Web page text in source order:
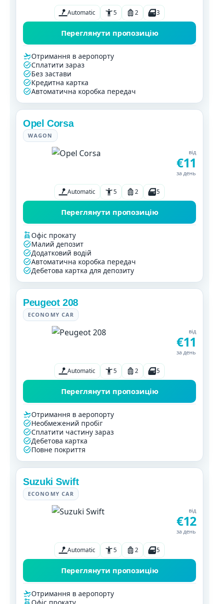
Automatic 5 2 3
Переглянути пропозицію
Отримання в аеропорту
Сплатити зараз
Без застави
Кредитна картка
Автоматична коробка передач
Opel Corsa
WAGON
від
€11
за день
Automatic 5 2 5
Переглянути пропозицію
Офіс прокату
Малий депозит
Додатковий водій
Автоматична коробка передач
Дебетова картка для депозиту
Peugeot 208
ECONOMY CAR
від
€11
за день
Automatic 5 2 5
Переглянути пропозицію
Отримання в аеропорту
Необмежений пробіг
Сплатити частину зараз
Дебетова картка
Повне покриття
Suzuki Swift
ECONOMY CAR
від
€12
за день
Automatic 5 2 5
Переглянути пропозицію
Отримання в аеропорту